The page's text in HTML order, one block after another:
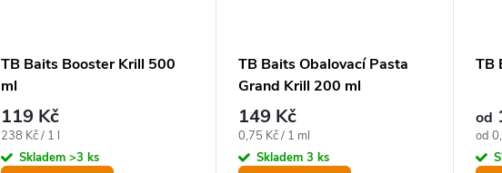
TB Baits Booster Krill 500
ml
119 Kč
Měrná
cena:
238 Kč / 1 l
Skladem >3 ks
TB Baits Obalovací Pasta
Grand Krill 200 ml
149 Kč
Měrná
cena:
0,75 Kč / 1 ml
Skladem 3 ks
TB
od
cena:
od